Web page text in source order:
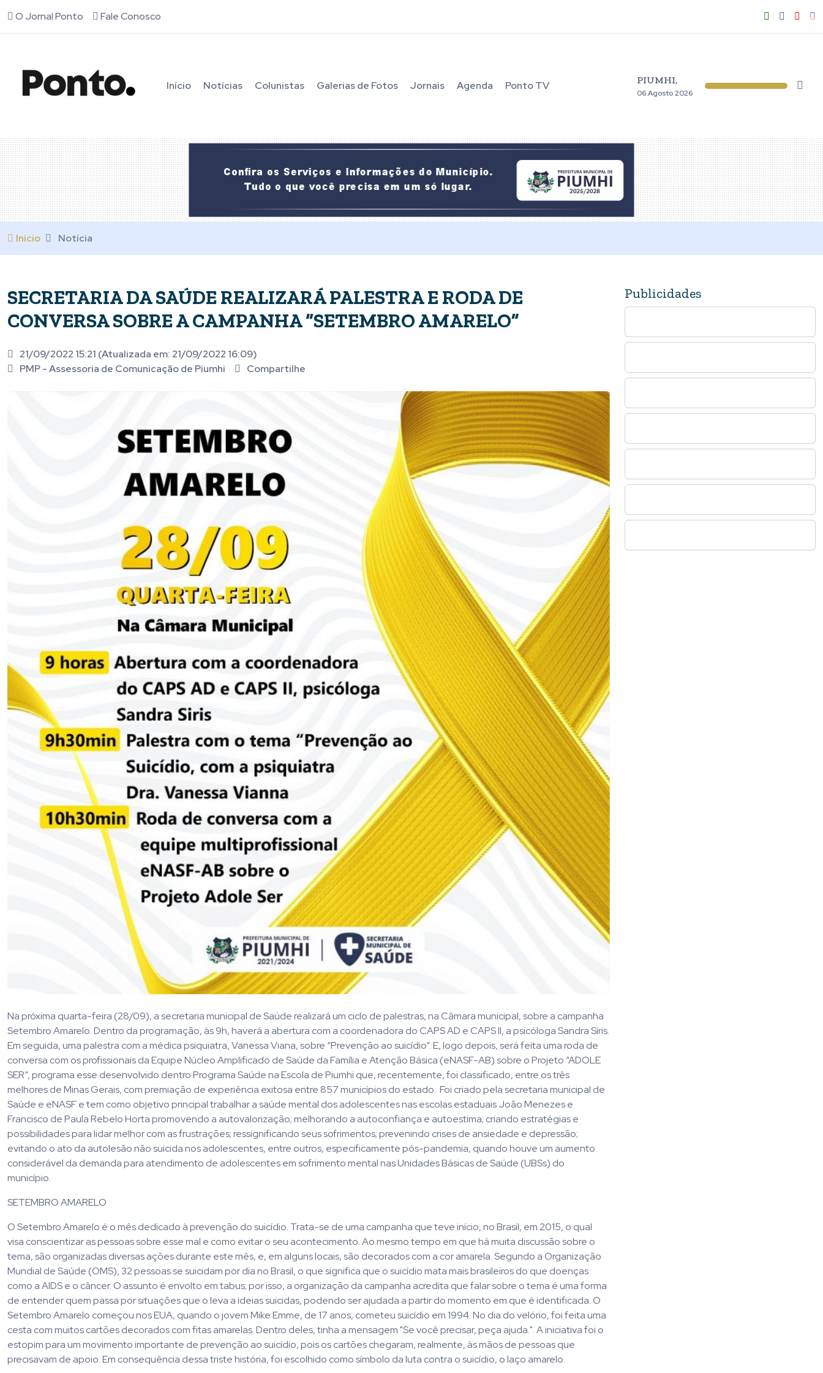
O Jornal Ponto Fale Conosco
Início Notícias Colunistas Galerias de Fotos Jornais Agenda Ponto TV PIUMHI,
06 Agosto 2026
Início Notícia
SECRETARIA DA SAÚDE REALIZARÁ PALESTRA E RODA DE
CONVERSA SOBRE A CAMPANHA “SETEMBRO AMARELO”
21/09/2022 15:21 (Atualizada em: 21/09/2022 16:09)
PMP - Assessoria de Comunicação de Piumhi
Compartilhe
Na próxima quarta-feira (28/09), a secretaria municipal de Saúde realizará um ciclo de palestras, na Câmara municipal, sobre a campanha
Setembro Amarelo. Dentro da programação, às 9h, haverá a abertura com a coordenadora do CAPS AD e CAPS II, a psicóloga Sandra Síris.
Em seguida, uma palestra com a médica psiquiatra, Vanessa Viana, sobre “Prevenção ao suicídio”. E, logo depois, será feita uma roda de
conversa com os profissionais da Equipe Núcleo Amplificado de Saúde da Família e Atenção Básica (eNASF-AB) sobre o Projeto “ADOLE
SER”, programa esse desenvolvido dentro Programa Saúde na Escola de Piumhi que, recentemente, foi classificado, entre os três
melhores de Minas Gerais, com premiação de experiência exitosa entre 857 municípios do estado. Foi criado pela secretaria municipal de
Saúde e eNASF e tem como objetivo principal trabalhar a saúde mental dos adolescentes nas escolas estaduais João Menezes e
Francisco de Paula Rebelo Horta promovendo a autovalorização; melhorando a autoconfiança e autoestima; criando estratégias e
possibilidades para lidar melhor com as frustrações; ressignificando seus sofrimentos; prevenindo crises de ansiedade e depressão;
evitando o ato da autolesão não suicida nos adolescentes, entre outros, especificamente pós-pandemia, quando houve um aumento
considerável da demanda para atendimento de adolescentes em sofrimento mental nas Unidades Básicas de Saúde (UBSs) do
município.
SETEMBRO AMARELO
O Setembro Amarelo é o mês dedicado à prevenção do suicídio. Trata-se de uma campanha que teve início, no Brasil, em 2015, o qual
visa conscientizar as pessoas sobre esse mal e como evitar o seu acontecimento. Ao mesmo tempo em que há muita discussão sobre o
tema, são organizadas diversas ações durante este mês, e, em alguns locais, são decorados com a cor amarela. Segundo a Organização
Mundial de Saúde (OMS), 32 pessoas se suicidam por dia no Brasil, o que significa que o suicídio mata mais brasileiros do que doenças
como a AIDS e o câncer. O assunto é envolto em tabus; por isso, a organização da campanha acredita que falar sobre o tema é uma forma
de entender quem passa por situações que o leva a ideias suicidas, podendo ser ajudada a partir do momento em que é identificada. O
Setembro Amarelo começou nos EUA, quando o jovem Mike Emme, de 17 anos, cometeu suicídio em 1994. No dia do velório, foi feita uma
cesta com muitos cartões decorados com fitas amarelas. Dentro deles, tinha a mensagem "Se você precisar, peça ajuda.". A iniciativa foi o
estopim para um movimento importante de prevenção ao suicídio, pois os cartões chegaram, realmente, às mãos de pessoas que
precisavam de apoio. Em consequência dessa triste história, foi escolhido como símbolo da luta contra o suicídio, o laço amarelo.
Publicidades